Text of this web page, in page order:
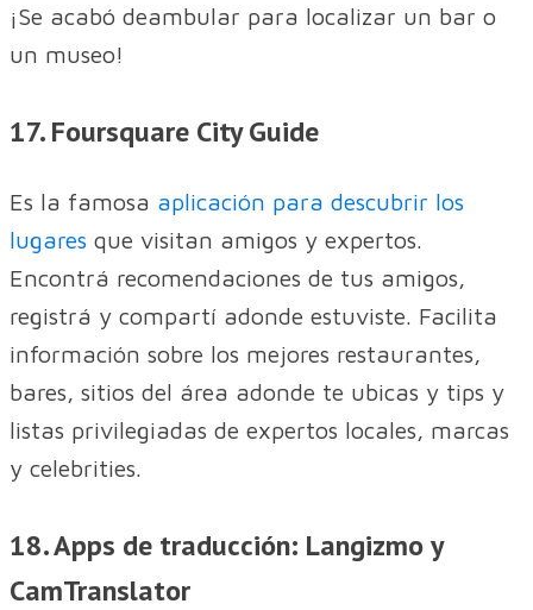
¡Se acabó deambular para localizar un bar o
un museo!
17. Foursquare City Guide
Es la famosa aplicación para descubrir los
lugares que visitan amigos y expertos.
Encontrá recomendaciones de tus amigos,
registrá y compartí adonde estuviste. Facilita
información sobre los mejores restaurantes,
bares, sitios del área adonde te ubicas y tips y
listas privilegiadas de expertos locales, marcas
y celebrities.
18. Apps de traducción: Langizmo y
CamTranslator